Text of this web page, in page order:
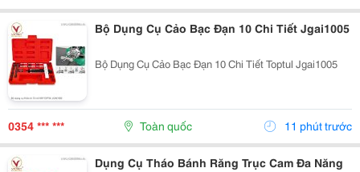
Bộ Dụng Cụ Cảo Bạc Đạn 10 Chi Tiết Jgai1005
Bộ Dụng Cụ Cảo Bạc Đạn 10 Chi Tiết Toptul Jgai1005
0354 *** *** Toàn quốc 11 phút trước
Dụng Cụ Tháo Bánh Răng Trục Cam Đa Năng